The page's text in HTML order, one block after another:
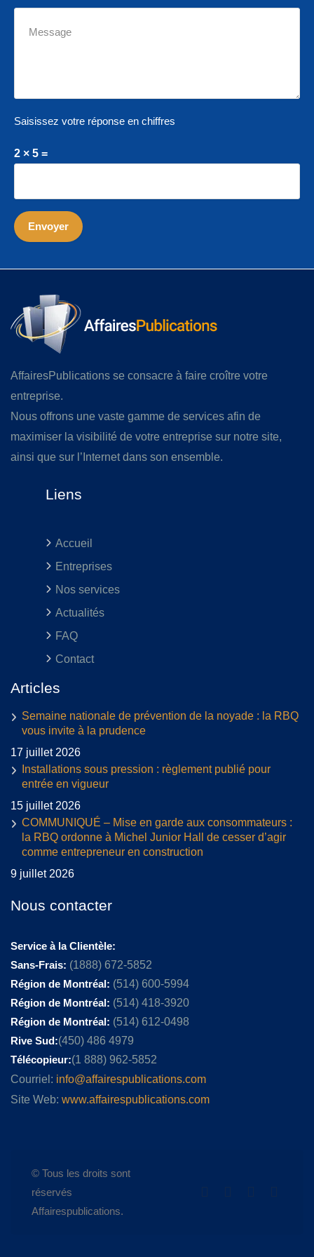
Saisissez votre réponse en chiffres
2 × 5 =
AffairesPublications se consacre à faire croître votre
entreprise.
Nous offrons une vaste gamme de services afin de
maximiser la visibilité de votre entreprise sur notre site,
ainsi que sur l’Internet dans son ensemble.
Liens
Accueil
Entreprises
Nos services
Actualités
FAQ
Contact
Articles
Semaine nationale de prévention de la noyade : la RBQ
vous invite à la prudence
17 juillet 2026
Installations sous pression : règlement publié pour
entrée en vigueur
15 juillet 2026
COMMUNIQUÉ – Mise en garde aux consommateurs :
la RBQ ordonne à Michel Junior Hall de cesser d’agir
comme entrepreneur en construction
9 juillet 2026
Nous contacter
Service à la Clientèle:
Sans-Frais: (1888) 672-5852
Région de Montréal: (514) 600-5994
Région de Montréal: (514) 418-3920
Région de Montréal: (514) 612-0498
Rive Sud:(450) 486 4979
Télécopieur:(1 888) 962-5852
Courriel: info@affairespublications.com
Site Web: www.affairespublications.com
© Tous les droits sont
réservés
Affairespublications.